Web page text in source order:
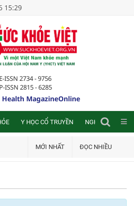
15:29
E-ISSN 2734 - 9756
P-ISSN 2815 - 6285
MagazineOnline
Y HỌC CỔ TRUYỀN NGHIÊN CỨU
MỚI NHẤT ĐỌC NHIỀU